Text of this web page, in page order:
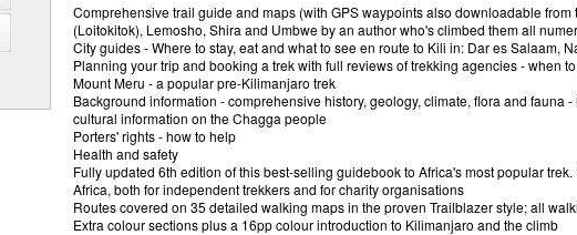
Comprehensive trail guide and maps (with GPS waypoints also downloadable
(Loitokitok), Lemosho, Shira and Umbwe by an author who's climbed them all
City guides - Where to stay, eat and what to see en route to Kili in: Dar es Salaam,
Planning your trip and booking a trek with full reviews of trekking agencies - when
Mount Meru - a popular pre-Kilimanjaro trek
Background information - comprehensive history, geology, climate, flora and
cultural information on the Chagga people
Porters' rights - how to help
Health and safety
Fully updated 6th edition of this best-selling guidebook to Africa's most popular
Africa, both for independent trekkers and for charity organisations
Routes covered on 35 detailed walking maps in the proven Trailblazer style; all
Extra colour sections plus a 16pp colour introduction to Kilimanjaro and the climb